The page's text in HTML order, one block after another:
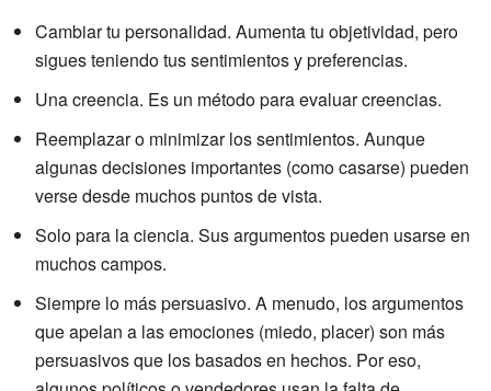
Cambiar tu personalidad. Aumenta tu objetividad, pero
sigues teniendo tus sentimientos y preferencias.
Una creencia. Es un método para evaluar creencias.
Reemplazar o minimizar los sentimientos. Aunque
algunas decisiones importantes (como casarse) pueden
verse desde muchos puntos de vista.
Solo para la ciencia. Sus argumentos pueden usarse en
muchos campos.
Siempre lo más persuasivo. A menudo, los argumentos
que apelan a las emociones (miedo, placer) son más
persuasivos que los basados en hechos. Por eso,